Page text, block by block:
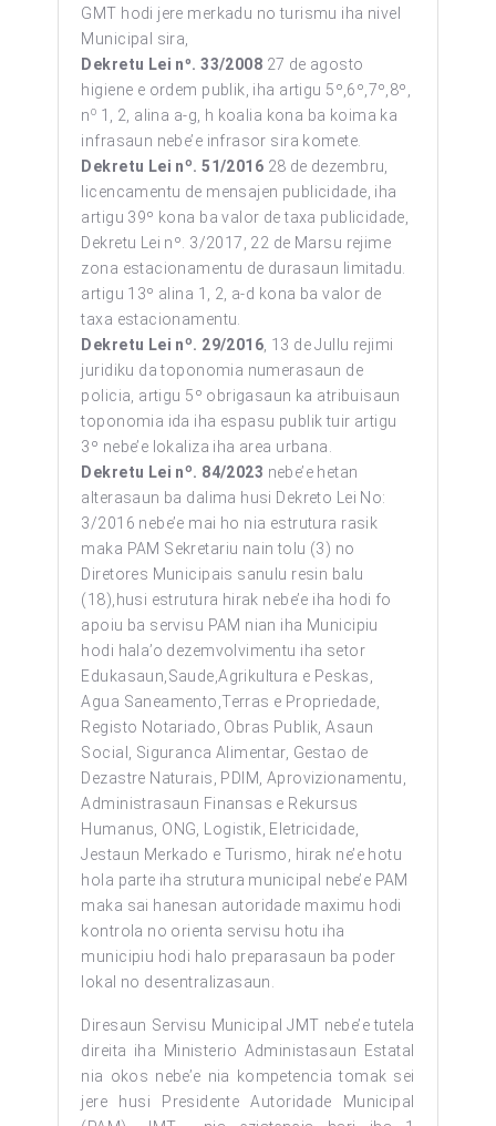
GMT hodi jere merkadu no turismu iha nivel
Municipal sira,
Dekretu Lei nº. 33/2008 27 de agosto
higiene e ordem publik, iha artigu 5º,6º,7º,8º,
no 1, 2, alina a-g, h koalia kona ba koima ka
infrasaun nebe’e infrasor sira komete.
Dekretu Lei no. 51/2016 28 de dezembru,
licencamentu de mensajen publicidade, iha
artigu 39º kona ba valor de taxa publicidade,
Dekretu Lei nº. 3/2017, 22 de Marsu rejime
zona estacionamentu de durasaun limitadu.
artigu 13º alina 1, 2, a-d kona ba valor de
taxa estacionamentu.
Dekretu Lei no. 29/2016 , 13 de Jullu rejimi
juridiku da toponomia numerasaun de
policia, artigu 5º obrigasaun ka atribuisaun
toponomia ida iha espasu publik tuir artigu
3º nebe’e lokaliza iha area urbana.
Dekretu Lei no. 84/2023 nebe’e hetan
alterasaun ba dalima husi Dekreto Lei No:
3/2016 nebe’e mai ho nia estrutura rasik
maka PAM Sekretariu nain tolu (3) no
Diretores Municipais sanulu resin balu
(18),husi estrutura hirak nebe’e iha hodi fo
apoiu ba servisu PAM nian iha Municipiu
hodi hala’o dezemvolvimentu iha setor
Edukasaun,Saude,Agrikultura e Peskas,
Agua Saneamento,Terras e Propriedade,
Registo Notariado, Obras Publik, Asaun
Social, Siguranca Alimentar, Gestao de
Dezastre Naturais, PDIM, Aprovizionamentu,
Administrasaun Finansas e Rekursus
Humanus, ONG, Logistik, Eletricidade,
Jestaun Merkado e Turismo, hirak ne’e hotu
hola parte iha strutura municipal nebe’e PAM
maka sai hanesan autoridade maximu hodi
kontrola no orienta servisu hotu iha
municipiu hodi halo preparasaun ba poder
lokal no desentralizasaun.
Diresaun Servisu Municipal JMT nebe’e tutela
direita iha Ministerio Administasaun Estatal
nia okos nebe’e nia kompetencia tomak sei
jere husi Presidente Autoridade Municipal